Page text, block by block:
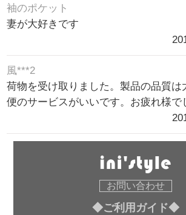
袖のポケット
妻が大好きです
風***2
荷物を受け取りました。製品の品質は
便のサービスがいいです。お疲れ様で
お問い合わせ
◆ご利用ガイド◆